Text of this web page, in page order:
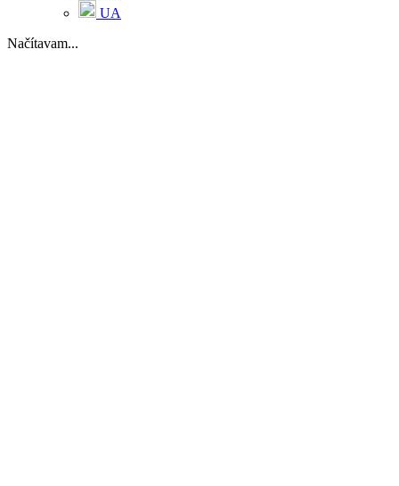
UA
Načítavam...